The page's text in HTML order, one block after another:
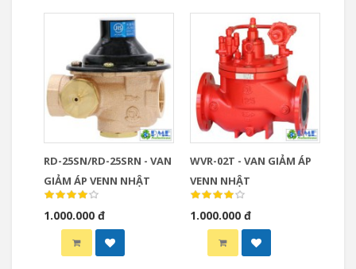
RD-25SN/RD-25SRN - VAN
GIẢM ÁP VENN NHẬT
1.000.000 đ
WVR-02T - VAN GIẢM ÁP
VENN NHẬT
1.000.000 đ